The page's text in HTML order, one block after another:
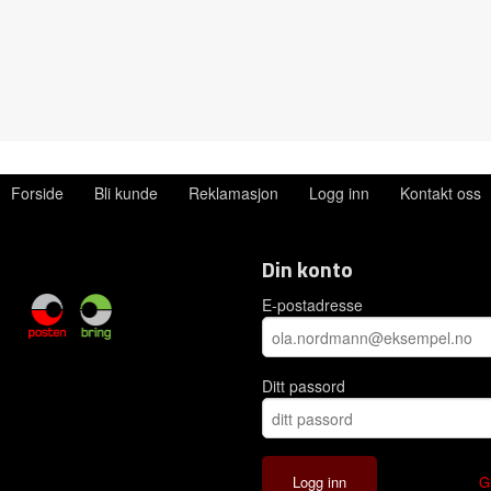
Forside Bli kunde Reklamasjon Logg inn Kontakt oss
Din konto
E-postadresse
Ditt passord